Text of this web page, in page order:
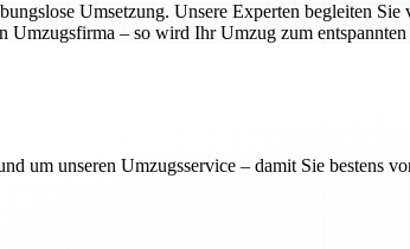
Umsetzung. Unsere Experten begleiten
Umzugsfirma – so wird Ihr Umzug zum
um unseren Umzugsservice – damit Sie bestens